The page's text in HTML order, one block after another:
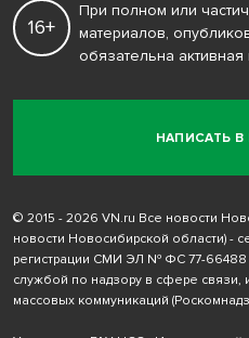
НАПИСАТЬ
16+
При полном или
материалов,
обязательна
© 2015 - 2026 VN.ru Все новости
новости Новосибирской области) -
регистрации СМИ ЭЛ № ФС 77-66488
службой по надзору в сфере
массовых коммуникаций